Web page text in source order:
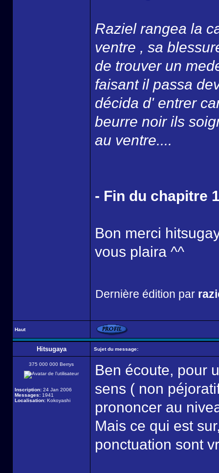
Raziel rangea la
ventre , sa
de trouver un
faisant il passa
décida d' entrer
beurre noir ils
au ventre....
- Fin du chapitre
Bon merci
vous plaira ^^
Dernière édition par
Haut
Hitsugaya Sujet du message:
375 000 000 Berrys
Inscription: 24 Jan 2006
Messages: 1941
Localisation: Kokoyashi
Ben écoute, pour
sens ( non
prononcer au
Mais ce qui est
ponctuation sont